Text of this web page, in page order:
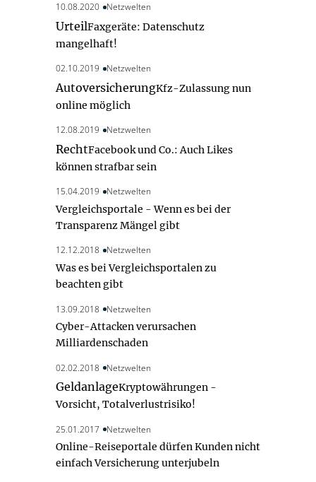
10.08.2020 Netzwelten
UrteilFaxgeräte: Datenschutz
mangelhaft!
02.10.2019 Netzwelten
AutoversicherungKfz-Zulassung nun
online möglich
12.08.2019 Netzwelten
RechtFacebook und Co.: Auch Likes
können strafbar sein
15.04.2019 Netzwelten
Vergleichsportale - Wenn es bei der
Transparenz Mängel gibt
12.12.2018 Netzwelten
Was es bei Vergleichsportalen zu
beachten gibt
13.09.2018 Netzwelten
Cyber-Attacken verursachen
Milliardenschaden
02.02.2018 Netzwelten
GeldanlageKryptowährungen -
Vorsicht, Totalverlustrisiko!
25.01.2017 Netzwelten
Online-Reiseportale dürfen Kunden nicht
einfach Versicherung unterjubeln